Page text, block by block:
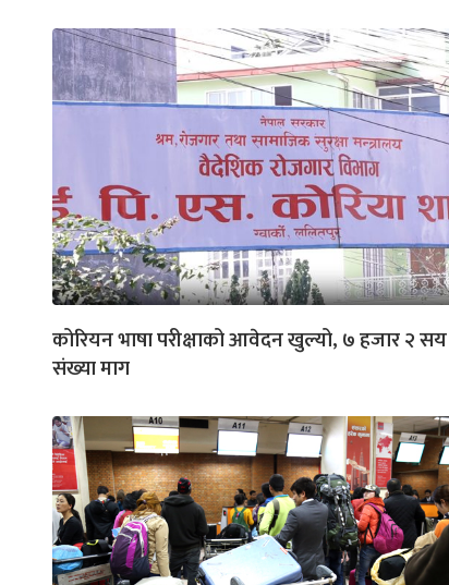
कोरियन भाषा परीक्षाको आवेदन खुल्यो, ७ हजार २ सय
संख्या माग